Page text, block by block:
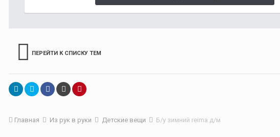
ПЕРЕЙТИ К СПИСКУ ТЕМ
Главная Из рук в руки Детские вещи Б/у зимний reima д/м